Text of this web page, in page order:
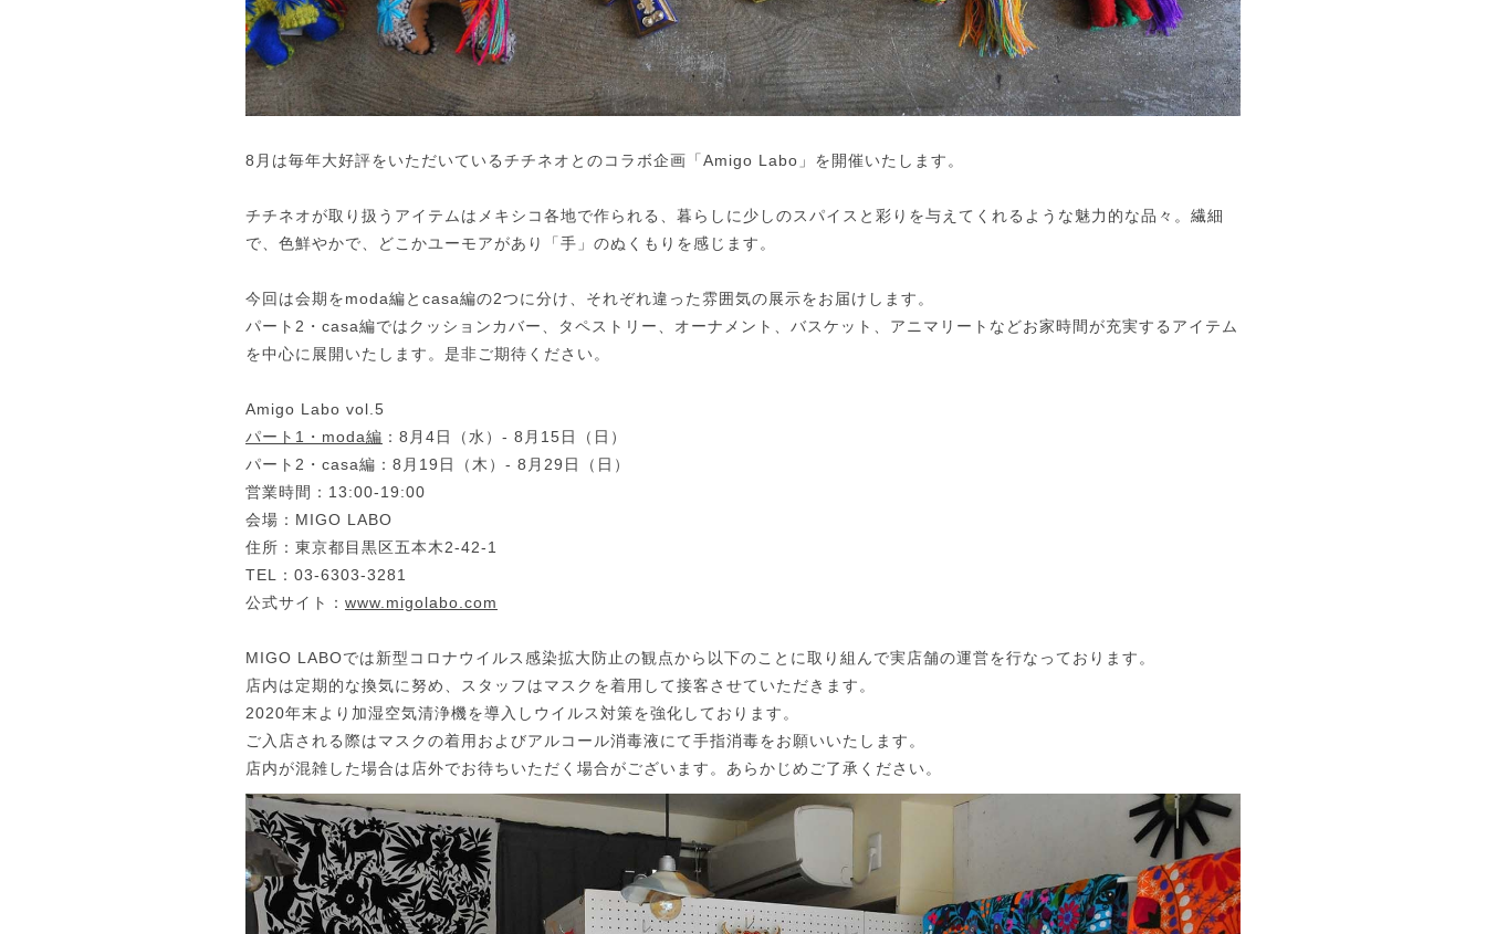
8月は毎年大好評をいただいているチチネオとのコラボ企画「Amigo Labo」を開催いたします。
チチネオが取り扱うアイテムはメキシコ各地で作られる、暮らしに少しのスパイスと彩りを与えてくれるような魅力的な品々。繊細
で、色鮮やかで、どこかユーモアがあり「手」のぬくもりを感じます。
今回は会期をmoda編とcasa編の2つに分け、それぞれ違った雰囲気の展示をお届けします。
パート2・casa編ではクッションカバー、タペストリー、オーナメント、バスケット、アニマリートなどお家時間が充実するアイテム
を中心に展開いたします。是非ご期待ください。
Amigo Labo vol.5
パート1・moda編 ：8月4日（水）- 8月15日（日）
パート2・casa編：8月19日（木）- 8月29日（日）
営業時間：13:00-19:00
会場：MIGO LABO
住所：東京都目黒区五本木2-42-1
TEL：03-6303-3281
公式サイト： www.migolabo.com
MIGO LABOでは新型コロナウイルス感染拡大防止の観点から以下のことに取り組んで実店舗の運営を行なっております。
店内は定期的な換気に努め、スタッフはマスクを着用して接客させていただきます。
2020年末より加湿空気清浄機を導入しウイルス対策を強化しております。
ご入店される際はマスクの着用およびアルコール消毒液にて手指消毒をお願いいたします。
店内が混雑した場合は店外でお待ちいただく場合がございます。あらかじめご了承ください。